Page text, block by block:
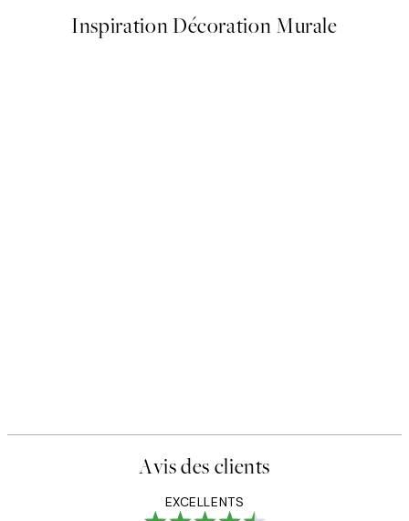
Inspiration Décoration Murale
Avis des clients
EXCELLENTS